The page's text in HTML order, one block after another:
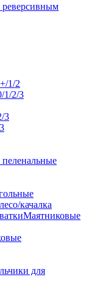
1/2
1/2/3
3
качалка
Маятниковые
для